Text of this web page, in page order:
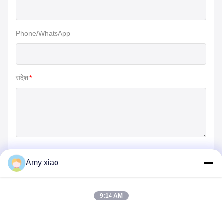
Phone/WhatsApp
संदेश*
Amy xiao
9:14 AM